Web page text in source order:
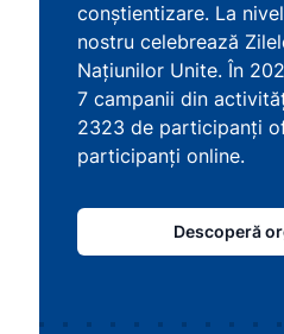
conștientizare. La
nostru celebrează
Națiunilor Unite. În
7 campanii din
2323 de participanți
participanți online.
Descoperă